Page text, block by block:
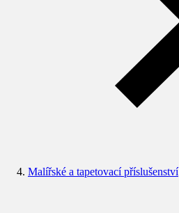
Malířské a tapetovací příslušenství